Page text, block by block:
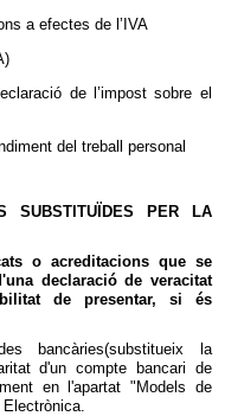
a efectes de l’IVA
de l’impost sobre el
del treball personal
SUBSTITUÏDES PER LA
o acreditacions que se
declaració de veracitat
de presentar, si és
bancàries(substitueix la
d'un compte bancari de
en l'apartat "Models de